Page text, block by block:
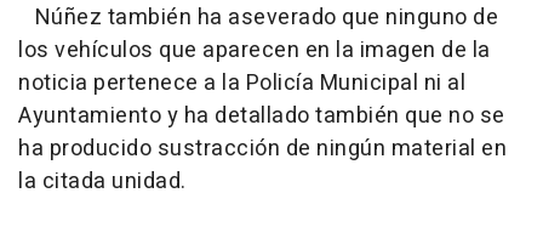
Núñez también ha aseverado que ninguno de
los vehículos que aparecen en la imagen de la
noticia pertenece a la Policía Municipal ni al
Ayuntamiento y ha detallado también que no se
ha producido sustracción de ningún material en
la citada unidad.